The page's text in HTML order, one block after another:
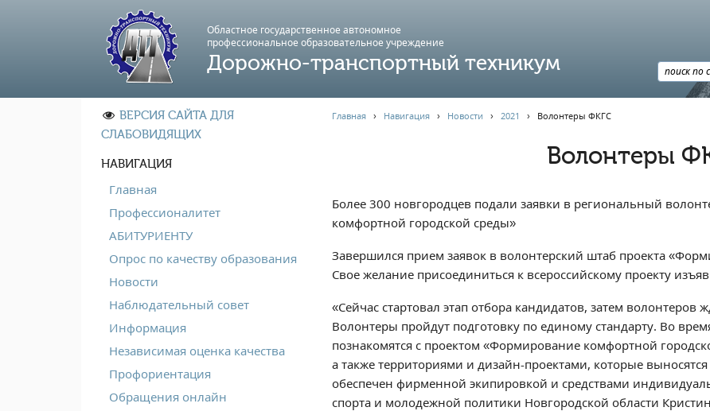
Областное государственное автономное
профессиональноe образовательное учреждение
Дорожно-транспортный техникум
ВЕРСИЯ САЙТА ДЛЯ
СЛАБОВИДЯЩИХ
НАВИГАЦИЯ
Главная
Профессионалитет
АБИТУРИЕНТУ
Опрос по качеству образования
Новости
Наблюдательный совет
Информация
Независимая оценка качества
Профориентация
Обращения онлайн
Главная› Навигация› Новости › 2021 › ️Волонтеры ФКГС️
️Волонтеры
Более 300 новгородцев подали заявки в региональный
комфортной городской среды»
Завершился прием заявок в волонтерский штаб проекта
Свое желание присоединиться к всероссийскому проекту
«Сейчас стартовал этап отбора кандидатов, затем
Волонтеры пройдут подготовку по единому стандарту. Во
познакомятся с проектом «Формирование комфортной
а также территориями и дизайн-проектами, которые
обеспечен фирменной экипировкой и средствами
спорта и молодежной политики Новгородской области